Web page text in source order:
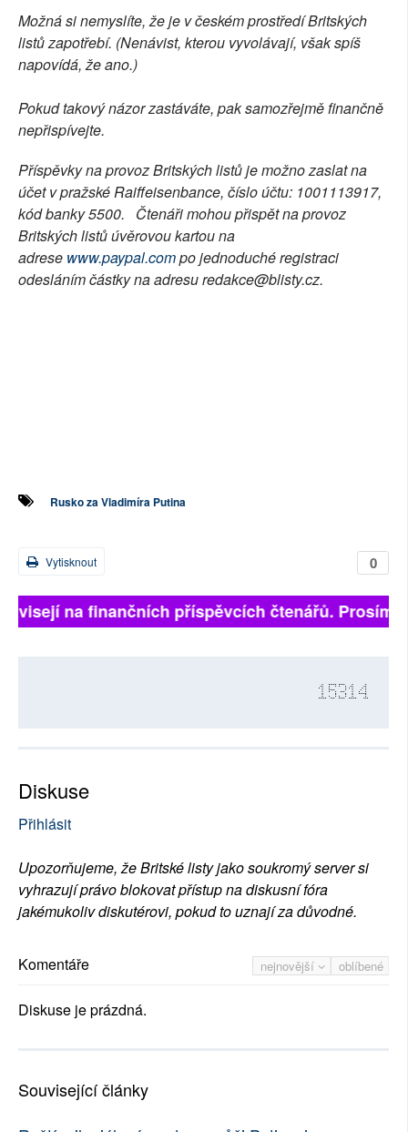
Možná si nemyslíte, že je v českém prostředí Britských
listů zapotřebí. (Nenávist, kterou vyvolávají, však spíš
napovídá, že ano.)
Pokud takový názor zastáváte, pak samozřejmě finančně
nepřispívejte.
Příspěvky na provoz Britských listů je možno zaslat na
účet v pražské Raiffeisenbance, číslo účtu: 1001113917,
kód banky 5500. Čtenáři mohou přispět na provoz
Britských listů úvěrovou kartou na
adrese www.paypal.compo jednoduché registraci
odesláním částky na adresu redakce@blisty.cz.
Rusko za Vladimíra Putina
0
Vytisknout
na finančních příspěvcích čtenářů. Prosíme,
15314
Diskuse
Přihlásit
Upozorňujeme, že Britské listy jako soukromý server si
vyhrazují právo blokovat přístup na diskusní fóra
jakémukoliv diskutérovi, pokud to uznají za důvodné.
nejnovější oblíbené
Komentáře
Diskuse je prázdná.
Související články